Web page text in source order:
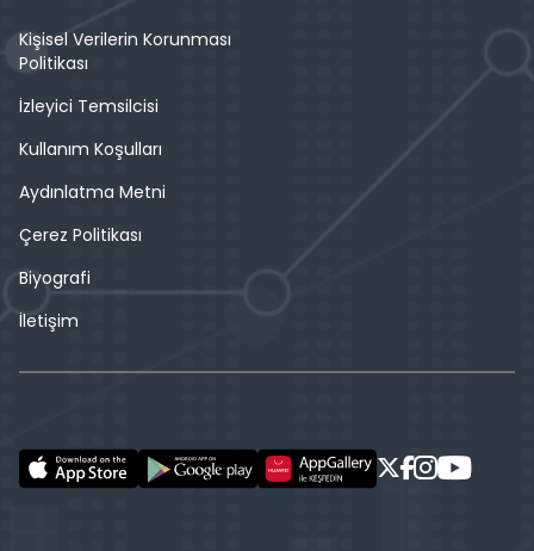
Kişisel Verilerin Korunması
Politikası
İzleyici Temsilcisi
Kullanım Koşulları
Aydınlatma Metni
Çerez Politikası
Biyografi
İletişim